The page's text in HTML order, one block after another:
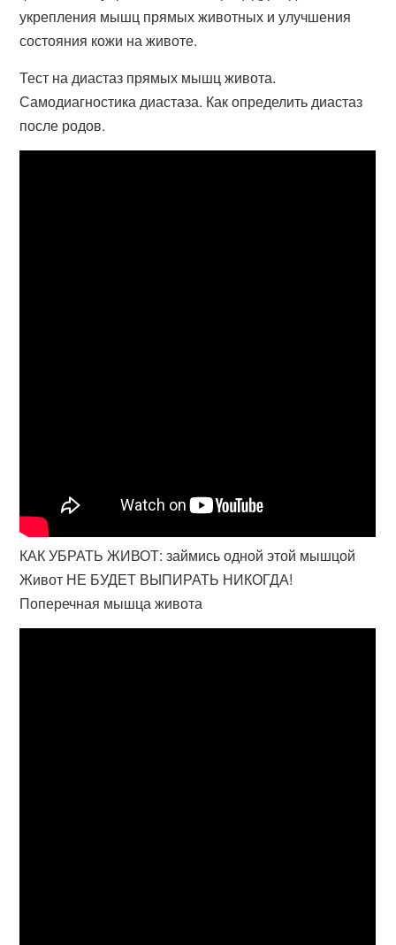
укрепления мышц прямых животных и улучшения
состояния кожи на животе.
Тест на диастаз прямых мышц живота.
Самодиагностика диастаза. Как определить диастаз
после родов.
КАК УБРАТЬ ЖИВОТ: займись одной этой мышцой
Живот НЕ БУДЕТ ВЫПИРАТЬ НИКОГДА!
Поперечная мышца живота